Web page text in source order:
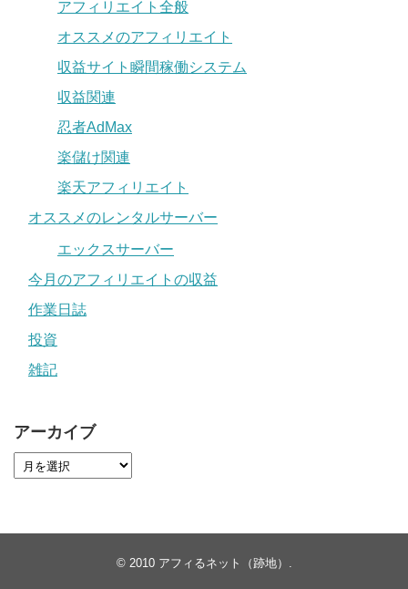
アフィリエイト全般
オススメのアフィリエイト
収益サイト瞬間稼働システム
収益関連
忍者AdMax
楽儲け関連
楽天アフィリエイト
オススメのレンタルサーバー
エックスサーバー
今月のアフィリエイトの収益
作業日誌
投資
雑記
アーカイブ
© 2010 アフィるネット（跡地）